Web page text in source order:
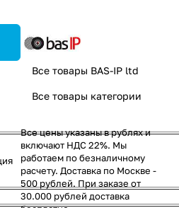
Все товары BAS-IP ltd
Все товары категории
Все цены указаны в рублях и
включают НДС 22%. Мы
работаем по безналичному
расчету. Доставка по Москве -
500 рублей. При заказе от
30.000 рублей доставка